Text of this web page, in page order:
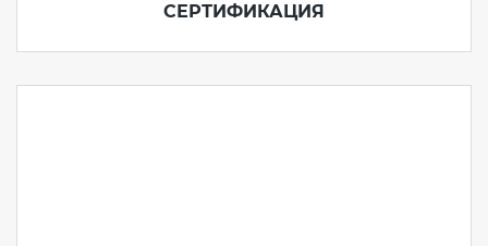
СЕРТИФИКАЦИЯ